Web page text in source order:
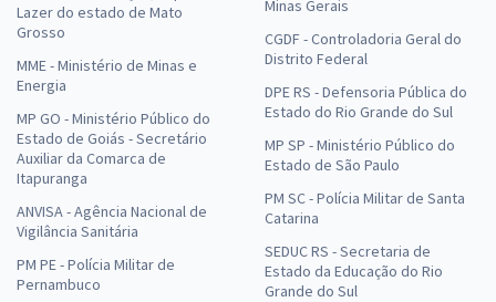
Lazer do estado de Mato
Grosso
MME - Ministério de Minas e
Energia
MP GO - Ministério Público do
Estado de Goiás - Secretário
Auxiliar da Comarca de
Itapuranga
ANVISA - Agência Nacional de
Vigilância Sanitária
PM PE - Polícia Militar de
Pernambuco
Minas Gerais
CGDF - Controladoria Geral do
Distrito Federal
DPE RS - Defensoria Pública do
Estado do Rio Grande do Sul
MP SP - Ministério Público do
Estado de São Paulo
PM SC - Polícia Militar de Santa
Catarina
SEDUC RS - Secretaria de
Estado da Educação do Rio
Grande do Sul